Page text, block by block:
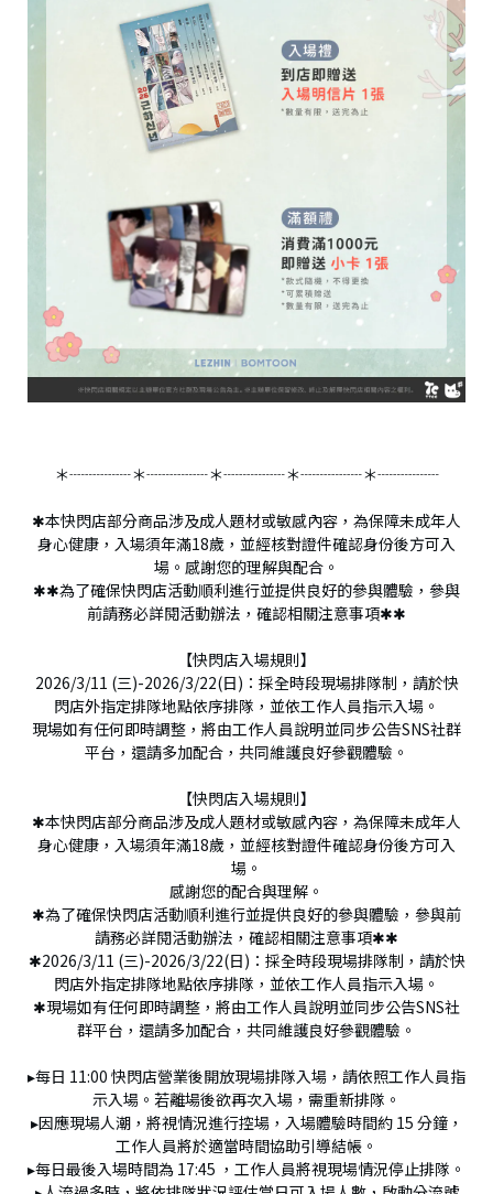
＊┈┈┈┈＊┈┈┈┈＊┈┈┈┈＊┈┈┈┈＊┈┈┈┈
✱本快閃店部分商品涉及成人題材或敏感內容，為保障未成年人
身心健康，入場須年滿18歲，並經核對證件確認身份後方可入
場。感謝您的理解與配合。
✱✱為了確保快閃店活動順利進行並提供良好的參與體驗，參與
前請務必詳閱活動辦法，確認相關注意事項✱✱
【快閃店入場規則】
2026/3/11 (三)-2026/3/22(日)：採全時段現場排隊制，請於快
閃店外指定排隊地點依序排隊，並依工作人員指示入場。
現場如有任何即時調整，將由工作人員說明並同步公告SNS社群
平台，還請多加配合，共同維護良好參觀體驗。
【快閃店入場規則】
✱本快閃店部分商品涉及成人題材或敏感內容，為保障未成年人
身心健康，入場須年滿18歲，並經核對證件確認身份後方可入
場。
感謝您的配合與理解。
✱為了確保快閃店活動順利進行並提供良好的參與體驗，參與前
請務必詳閱活動辦法，確認相關注意事項✱✱
✱2026/3/11 (三)-2026/3/22(日)：採全時段現場排隊制，請於快
閃店外指定排隊地點依序排隊，並依工作人員指示入場。
✱現場如有任何即時調整，將由工作人員說明並同步公告SNS社
群平台，還請多加配合，共同維護良好參觀體驗。
▸每日 11:00 快閃店營業後開放現場排隊入場，請依照工作人員指
示入場。若離場後欲再次入場，需重新排隊。
▸因應現場人潮，將視情況進行控場，入場體驗時間約 15 分鐘，
工作人員將於適當時間協助引導結帳。
▸每日最後入場時間為 17:45 ，工作人員將視現場情況停止排隊。